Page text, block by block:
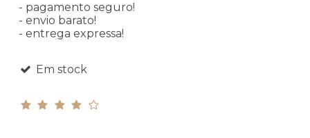
- pagamento seguro!
- envio barato!
- entrega expressa!
Em stock